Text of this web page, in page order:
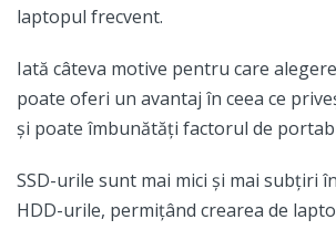
laptopul frecvent.
Iată câteva motive pentru care
poate oferi un avantaj în ceea ce
și poate îmbunătăți factorul de
SSD-urile sunt mai mici și mai subțiri
HDD-urile, permițând crearea de